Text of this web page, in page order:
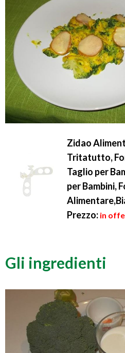
Zidao
Tritatutto,
Taglio per
per Bambini,
Prezzo: in
Gli ingredienti